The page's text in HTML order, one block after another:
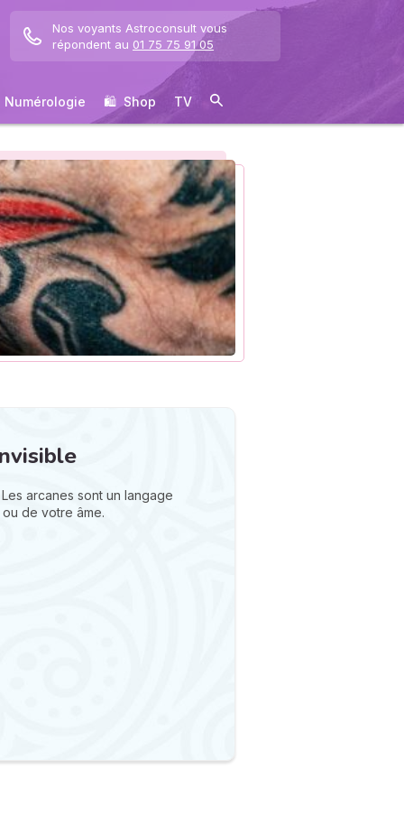
Nos voyants Astroconsult vous
répondent au 01 75 75 91 05
Numérologie 🛍 ️ Shop TV
arcanes sont un langage
de votre âme.